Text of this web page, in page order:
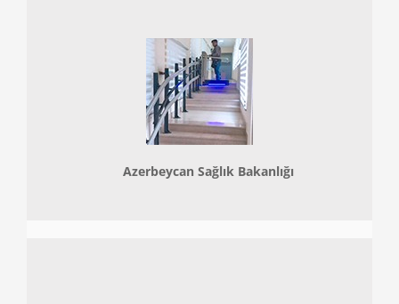
Azerbeycan Sağlık Bakanlığı